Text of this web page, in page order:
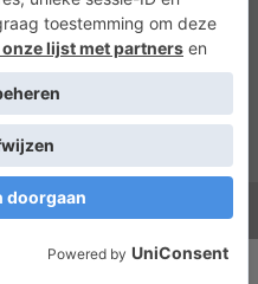
©Lots of Molly